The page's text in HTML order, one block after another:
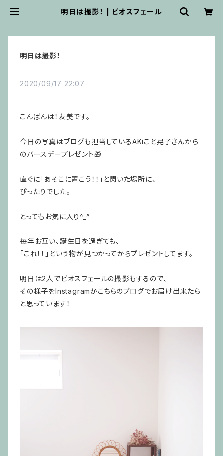
明日は撮影！ | ビオスフェール
明日は撮影！
2020/09/17 22:07
こんばんは！友美です。
今日の写真はブログも担当しているAKiこと晃子さんから
のバースデープレゼント🎁
直ぐに「あそこに置こう！！」と閃いた場所に、
ぴったりでした。
とってもお気に入り^_^
毎年お互い、誕生日を過ぎても、
「これ！！」という物が見つかってからプレゼントしてます。
明日は2人でビオスフェールの撮影もするので、
その様子をInstagramかこちらのブログでお届け出来たら
と思っています！